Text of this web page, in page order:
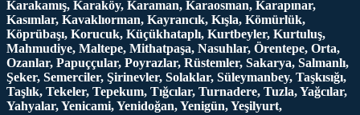
Karakamış, Karaköy, Karaman, Karaosman, Karapınar,
Kasımlar, Kavaklıorman, Kayrancık, Kışla, Kömürlük,
Köprübaşı, Korucuk, Küçükhataplı, Kurtbeyler, Kurtuluş,
Mahmudiye, Maltepe, Mithatpaşa, Nasuhlar, Örentepe, Orta,
Ozanlar, Papuççular, Poyrazlar, Rüstemler, Sakarya, Salmanlı,
Şeker, Semerciler, Şirinevler, Solaklar, Süleymanbey, Taşkısığı,
Taşlık, Tekeler, Tepekum, Tığcılar, Turnadere, Tuzla, Yağcılar,
Yahyalar, Yenicami, Yenidoğan, Yenigün, Yeşilyurt,